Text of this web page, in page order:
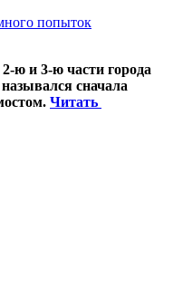
попыток
ю и 3-ю части города
сначала
Читать